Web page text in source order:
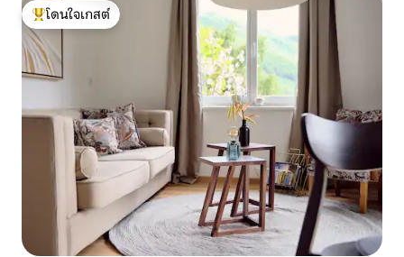
โดนใจเกสต์ที่สุด
โดนใจเกสต์